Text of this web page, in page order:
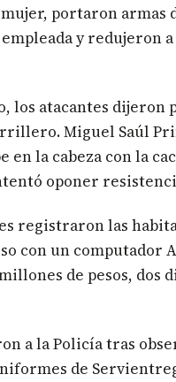
portaron armas
y redujeron a
los atacantes dijeron
Miguel Saúl
en la cabeza con la
oponer
registraron las
con un computador
de pesos, dos
a la Policía tras
de